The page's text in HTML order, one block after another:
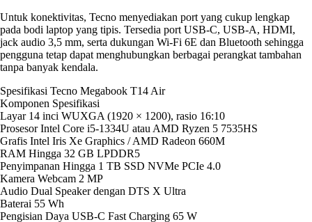
Untuk konektivitas, Tecno menyediakan port yang cukup lengkap
pada bodi laptop yang tipis. Tersedia port USB-C, USB-A, HDMI,
jack audio 3,5 mm, serta dukungan Wi-Fi 6E dan Bluetooth sehingga
pengguna tetap dapat menghubungkan berbagai perangkat tambahan
tanpa banyak kendala.
Spesifikasi Tecno Megabook T14 Air
Komponen Spesifikasi
Layar 14 inci WUXGA (1920 × 1200), rasio 16:10
Prosesor Intel Core i5-1334U atau AMD Ryzen 5 7535HS
Grafis Intel Iris Xe Graphics / AMD Radeon 660M
RAM Hingga 32 GB LPDDR5
Penyimpanan Hingga 1 TB SSD NVMe PCIe 4.0
Kamera Webcam 2 MP
Audio Dual Speaker dengan DTS X Ultra
Baterai 55 Wh
Pengisian Daya USB-C Fast Charging 65 W